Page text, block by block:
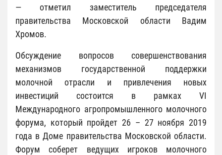
— отметил заместитель председателя
правительства Московской области Вадим
Хромов.
Обсуждение вопросов совершенствования
механизмов государственной поддержки
молочной отрасли и привлечения новых
инвестиций состоится в рамках VI
Международного агропромышленного молочного
форума, который пройдет 26 – 27 ноября 2019
года в Доме правительства Московской области.
Форум соберет ведущих игроков молочного